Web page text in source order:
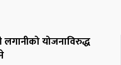
योजनाविरुद्ध